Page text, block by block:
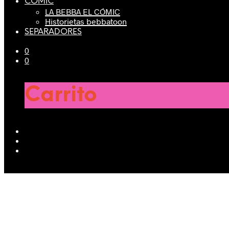
LA BEBBA EL CÓMIC
Historietas bebbatoon
SEPARADORES
0
0
Carrito